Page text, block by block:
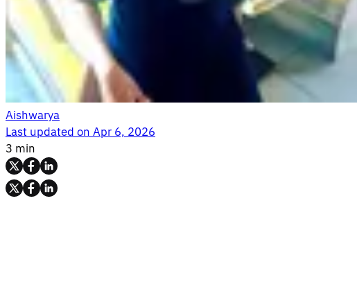
Aishwarya
Last updated onApr 6, 2026
3 min